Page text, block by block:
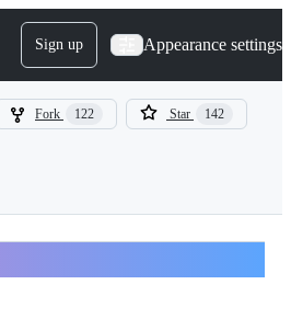
Sign up Appearance settings
Fork 122 Star 142